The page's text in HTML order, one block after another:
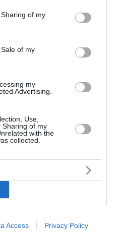
behaviour. You may click to
and its third-party tags to
purposes in below Google
of my
of my
my
Advertising.
Use,
Sharing of my
with the
collected.
Access Privacy Policy
την πρόκριση στα Play Offs
League. O
lykavitos.gr